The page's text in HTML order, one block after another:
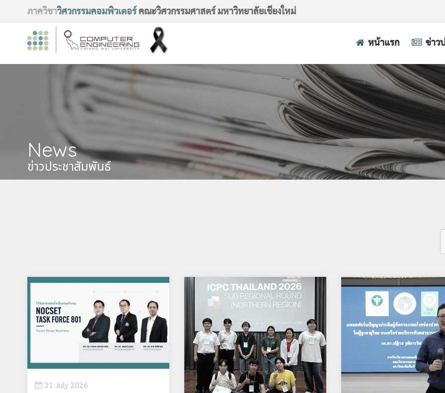
ภาควิชาวิศวกรรมคอมพิวเตอร์ คณะวิศวกรรมศาสตร์ มหาวิทยาลัยเชียงใหม่
หน้าแรก ข่าว
News
ข่าวประชาสัมพันธ์
31 July 2026